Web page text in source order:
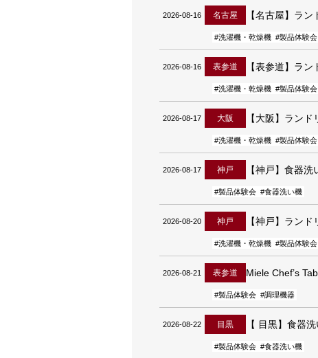
2026-08-16 名古屋 【名古屋】ラン
#洗濯機・乾燥機 #製品体験会
2026-08-16 表参道 【表参道】ラン
#洗濯機・乾燥機 #製品体験会
2026-08-17 大阪 【大阪】ランド
#洗濯機・乾燥機 #製品体験会
2026-08-17 神戸 【神戸】食器洗
#製品体験会 #食器洗い機
2026-08-20 神戸 【神戸】ランド
#洗濯機・乾燥機 #製品体験会
2026-08-21 表参道 Miele Chef’s
#製品体験会 #調理機器
2026-08-22 目黒 【 目黒】食器
#製品体験会 #食器洗い機